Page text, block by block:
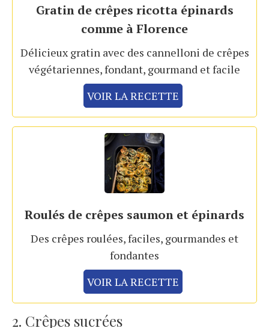
Gratin de crêpes ricotta épinards
comme à Florence
Délicieux gratin avec des cannelloni de crêpes
végétariennes, fondant, gourmand et facile
VOIR LA RECETTE
Roulés de crêpes saumon et épinards
Des crêpes roulées, faciles, gourmandes et
fondantes
VOIR LA RECETTE
2. Crêpes sucrées